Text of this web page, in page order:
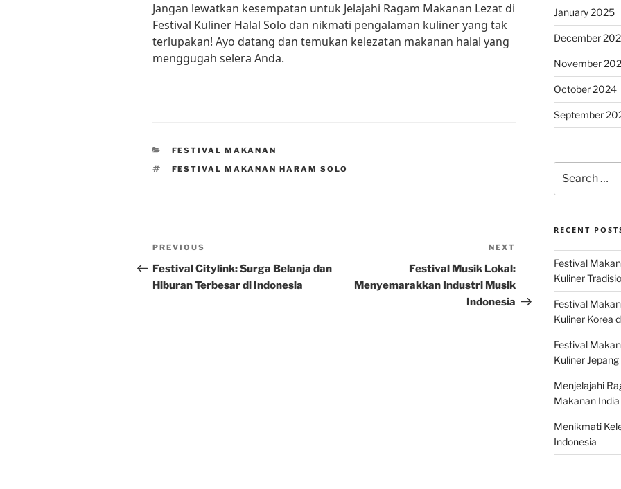
Jangan lewatkan kesempatan untuk Jelajahi Ragam Makanan Lezat di
Festival Kuliner Halal Solo dan nikmati pengalaman kuliner yang tak
terlupakan! Ayo datang dan temukan kelezatan makanan halal yang
menggugah selera Anda.
CATEGORIES
FESTIVAL MAKANAN
TAGS
FESTIVAL MAKANAN HARAM SOLO
Post
navigation
Previous
Post
PREVIOUS
Festival Citylink: Surga Belanja dan
Hiburan Terbesar di Indonesia
Post
NEXT
Festival Musik Lokal:
Menyemarakkan Industri Musik
Indonesia
January 2025
December
November
October 2024
September
for:
RECENT
Festival
Kuliner
Festival
Kuliner Korea
Festival
Kuliner
Menjelajahi
Makanan
Menikmati
Indonesia